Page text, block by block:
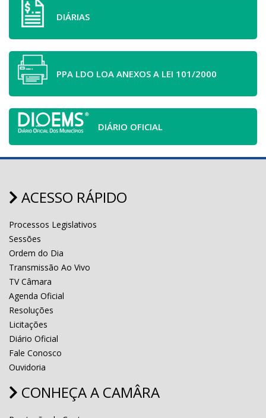
DIÁRIAS
PPA LDO LOA ANEXOS A LEI 101/2000
DIÁRIO OFICIAL
ACESSO RÁPIDO
Processos Legislativos
Sessões
Ordem do Dia
Transmissão Ao Vivo
TV Câmara
Agenda Oficial
Resoluções
Licitações
Diário Oficial
Fale Conosco
Ouvidoria
CONHEÇA A CAMÂRA